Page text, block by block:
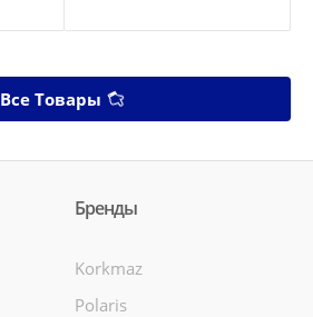
Все Товары
Бренды
Korkmaz
Polaris